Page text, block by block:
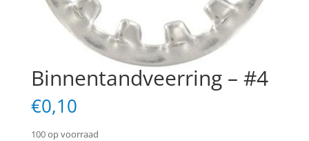
Binnentandveerring – #4
€0,10
100 op voorraad